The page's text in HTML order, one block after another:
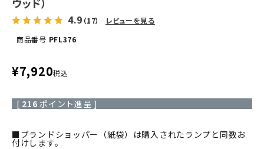
4.9 （17）
レビューを見る
商品番号 PFL376
¥7,920税込
[ 216 ポイント進呈 ]
■ブランドショッパー（紙袋）は購入されたランプと同数お
付けします。